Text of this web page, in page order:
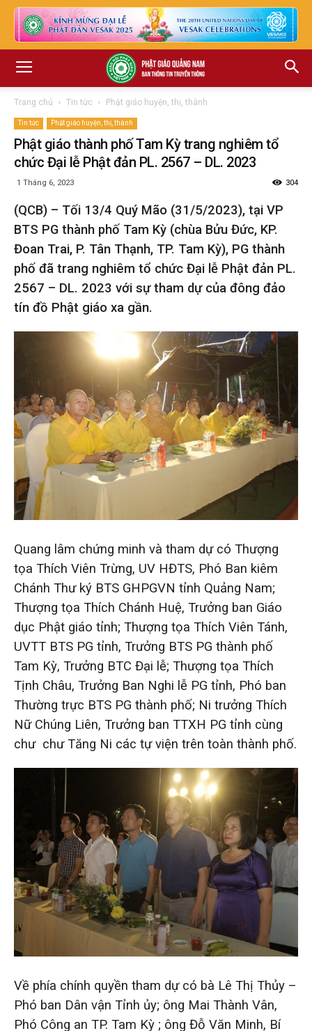
Trang chủ Tin tức Phật giáo huyện, thị, thành
Tin tức Phật giáo huyện, thị, thành
Phật giáo thành phố Tam Kỳ trang nghiêm tổ
chức Đại lễ Phật đản PL. 2567 – DL. 2023
1 Tháng 6, 2023 304
(QCB) – Tối 13/4 Quý Mão (31/5/2023), tại VP
BTS PG thành phố Tam Kỳ (chùa Bửu Đức, KP.
Đoan Trai, P. Tân Thạnh, TP. Tam Kỳ), PG thành
phố đã trang nghiêm tổ chức Đại lễ Phật đản PL.
2567 – DL. 2023 với sự tham dự của đông đảo
tín đồ Phật giáo xa gần.
Quang lâm chứng minh và tham dự có Thượng
tọa Thích Viên Trừng, UV HĐTS, Phó Ban kiêm
Chánh Thư ký BTS GHPGVN tỉnh Quảng Nam;
Thượng tọa Thích Chánh Huệ, Trưởng ban Giáo
dục Phật giáo tỉnh; Thượng tọa Thích Viên Tánh,
UVTT BTS PG tỉnh, Trưởng BTS PG thành phố
Tam Kỳ, Trưởng BTC Đại lễ; Thượng tọa Thích
Tịnh Châu, Trưởng Ban Nghi lễ PG tỉnh, Phó ban
Thường trực BTS PG thành phố; Ni trưởng Thích
Nữ Chúng Liên, Trưởng ban TTXH PG tỉnh cùng
chư chư Tăng Ni các tự viện trên toàn thành phố.
Về phía chính quyền tham dự có bà Lê Thị Thủy –
Phó ban Dân vận Tỉnh ủy; ông Mai Thành Vân,
Phó Công an TP. Tam Kỳ ; ông Đỗ Văn Minh, Bí